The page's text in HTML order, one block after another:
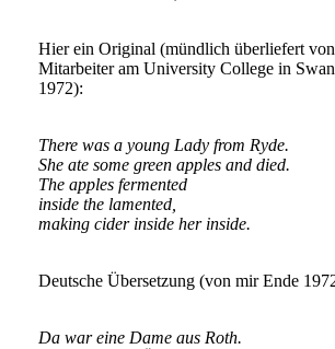
Hier ein Original (mündlich überliefert
Mitarbeiter am University College in
1972):
There was a young Lady from Ryde.
She ate some green apples and died.
The apples fermented
inside the lamented,
making cider inside her inside.
Deutsche Übersetzung (von mir Ende
Da war eine Dame aus Roth.